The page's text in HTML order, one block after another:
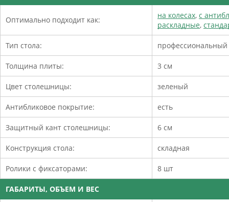
Оптимально подходит как: на колесах, с
раскладные,
Тип стола: профессиональный
Толщина плиты: 3 см
Цвет столешницы: зеленый
Антибликовое покрытие: есть
Защитный кант столешницы: 6 см
Конструкция стола: складная
Ролики с фиксаторами: 8 шт
ГАБАРИТЫ, ОБЪЕМ И ВЕС